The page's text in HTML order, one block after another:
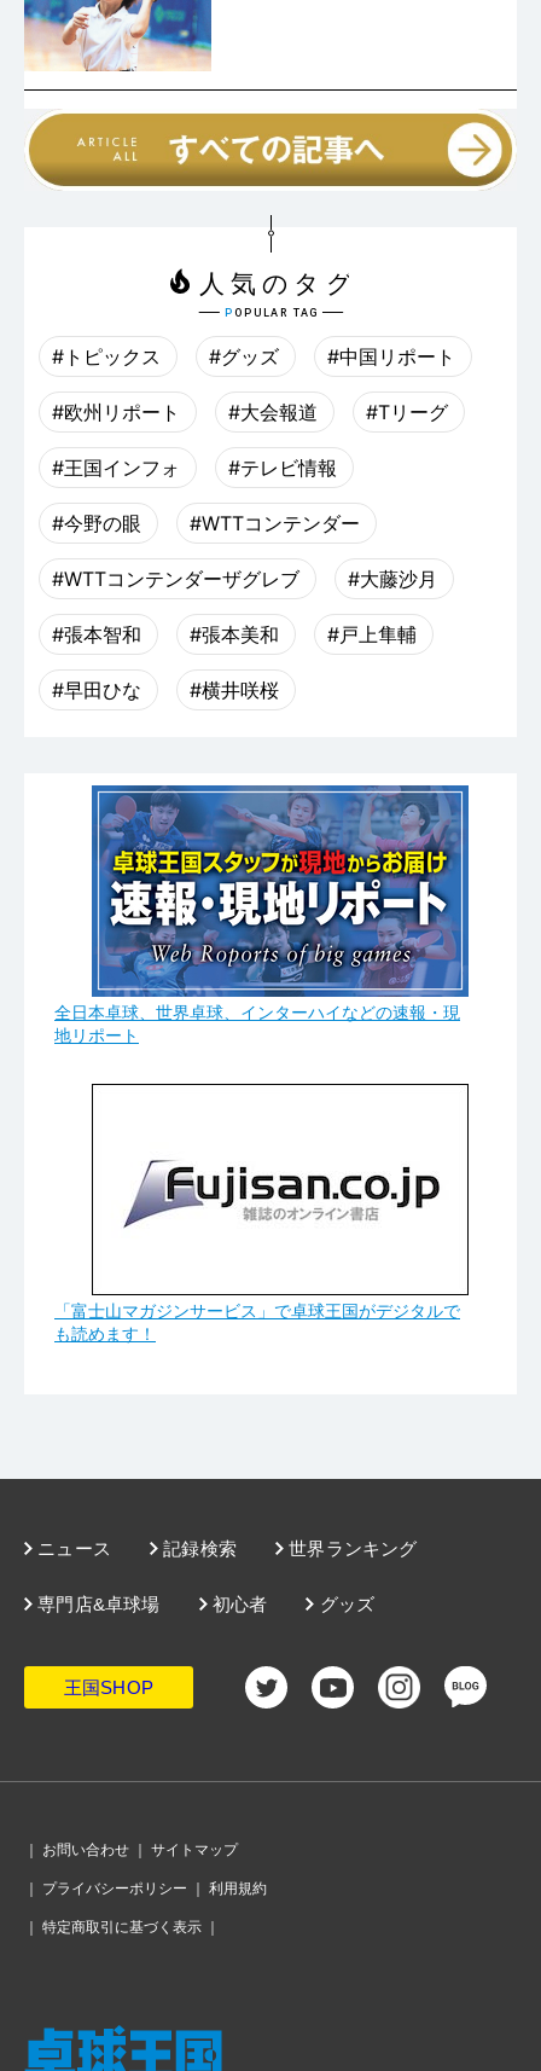
#トピックス #グッズ #中国リポート
#欧州リポート #大会報道 #Tリーグ
#王国インフォ #テレビ情報
#今野の眼 #WTTコンテンダー
#WTTコンテンダーザグレブ #大藤沙月
#張本智和 #張本美和 #戸上隼輔
#早田ひな #横井咲桜
全日本卓球、世界卓球、インターハイなどの速報・現
地リポート
「富士山マガジンサービス」で卓球王国がデジタルで
も読めます！
ニュース 記録検索 世界ランキング
グッズ
専門店&卓球場 初心者
王国SHOP
｜ お問い合わせ ｜ サイトマップ
｜ プライバシーポリシー ｜ 利用規約
｜ 特定商取引に基づく表示 ｜